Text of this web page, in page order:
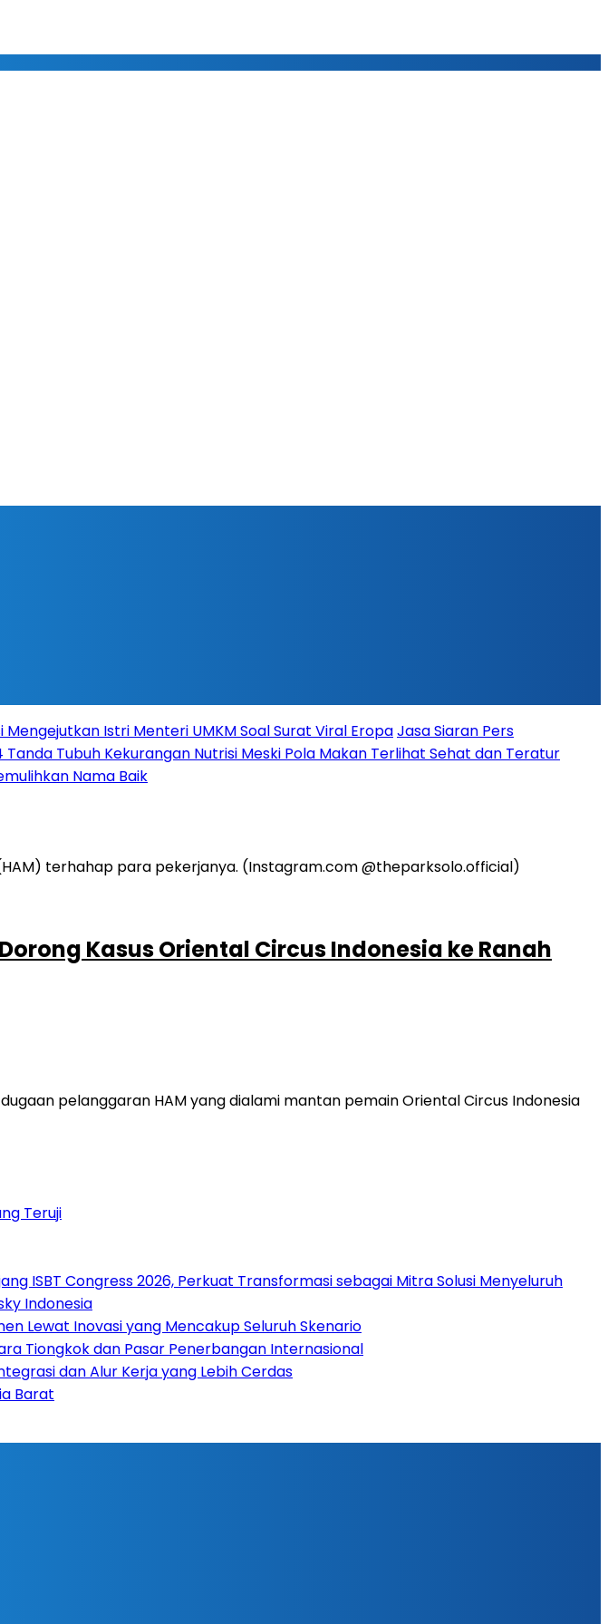
Mengejutkan Istri Menteri UMKM Soal Surat Viral EropaJasa Siaran Pers
Tanda Tubuh Kekurangan Nutrisi Meski Pola Makan Terlihat Sehat dan Teratur
Nama Baik
Kasus Oriental Circus Indonesia ke Ranah
pelanggaran HAM yang dialami mantan pemain Oriental Circus Indonesia
Teruji
ISBT Congress 2026, Perkuat Transformasi sebagai Mitra Solusi Menyeluruh
Indonesia
Lewat Inovasi yang Mencakup Seluruh Skenario
Tiongkok dan Pasar Penerbangan Internasional
dan Alur Kerja yang Lebih Cerdas
Barat